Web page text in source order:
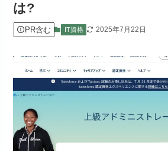
は?
PR含む IT資格 2025年7月22日